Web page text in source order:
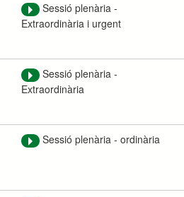
Sessió plenària -
Extraordinària i urgent
Sessió plenària -
Extraordinària
Sessió plenària - ordinària